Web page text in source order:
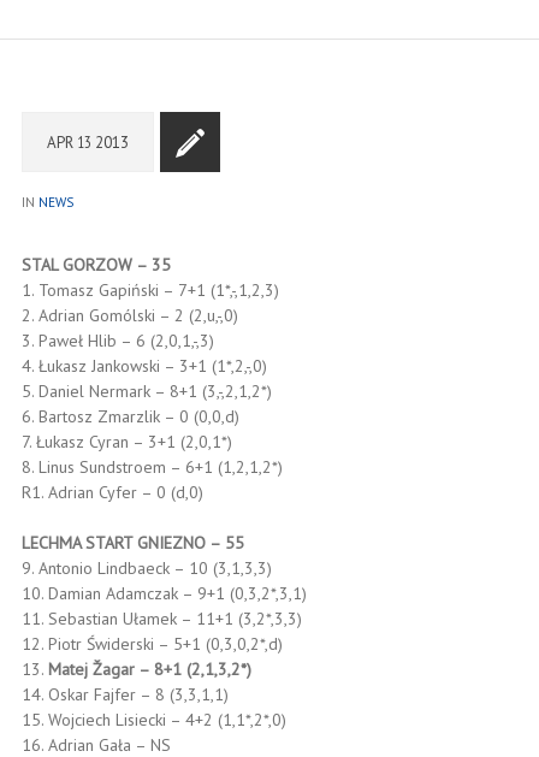
APR 13 2013
IN NEWS
STAL GORZOW – 35
1. Tomasz Gapiński – 7+1 (1*,-,1,2,3)
2. Adrian Gomólski – 2 (2,u,-,0)
3. Paweł Hlib – 6 (2,0,1,-,3)
4. Łukasz Jankowski – 3+1 (1*,2,-,0)
5. Daniel Nermark – 8+1 (3,-,2,1,2*)
6. Bartosz Zmarzlik – 0 (0,0,d)
7. Łukasz Cyran – 3+1 (2,0,1*)
8. Linus Sundstroem – 6+1 (1,2,1,2*)
R1. Adrian Cyfer – 0 (d,0)
LECHMA START GNIEZNO – 55
9. Antonio Lindbaeck – 10 (3,1,3,3)
10. Damian Adamczak – 9+1 (0,3,2*,3,1)
11. Sebastian Ułamek – 11+1 (3,2*,3,3)
12. Piotr Świderski – 5+1 (0,3,0,2*,d)
13. Matej Žagar – 8+1 (2,1,3,2*)
14. Oskar Fajfer – 8 (3,3,1,1)
15. Wojciech Lisiecki – 4+2 (1,1*,2*,0)
16. Adrian Gała – NS